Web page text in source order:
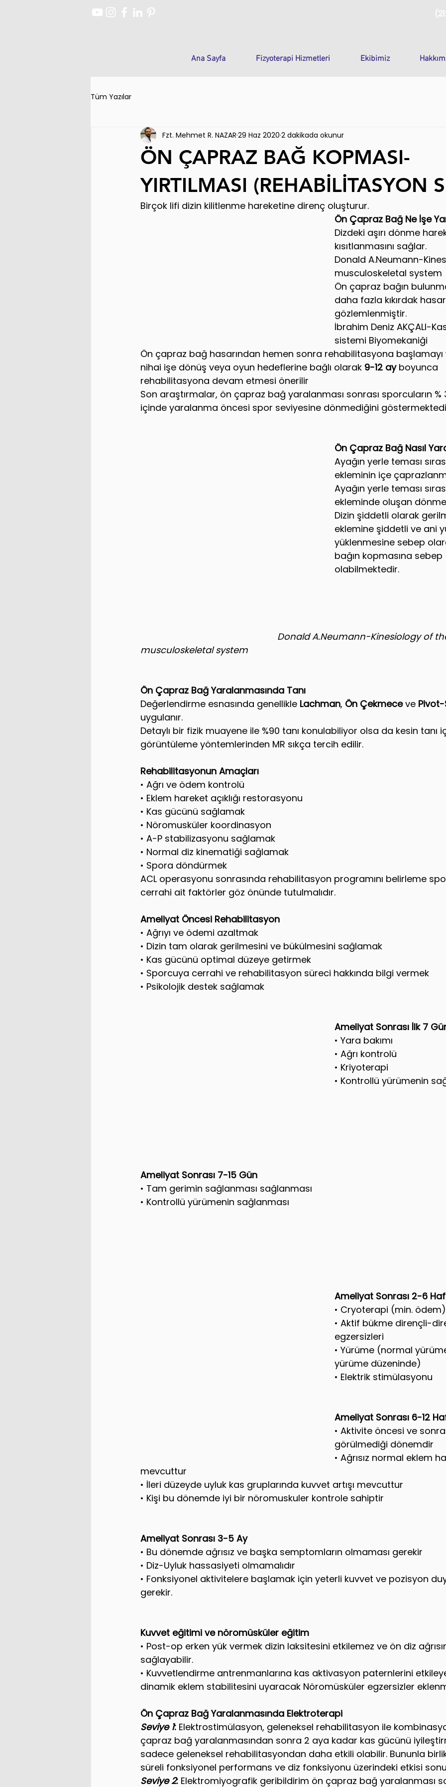
Ana Sayfa Fizyoterapi Hizmetleri Ekibimiz
Tüm Yazılar
ÖN ÇAPRAZ BAĞ KOPMASI-
YIRTILMASI (REHABİLİTASYON
Fzt. Mehmet R. NAZAR 29 Haz 2020 2 dakikada okunur
Birçok lifi dizin kilitlenme hareketine direnç oluşturur.
Ön Çapraz Bağ Ne İşe
Dizdeki aşırı dönme
kısıtlanmasını sağlar.
Donald A.Neumann-
musculoskeletal system
Ön çapraz bağın
daha fazla kıkırdak
gözlemlenmiştir.
İbrahim Deniz AKÇALI-
sistemi Biyomekaniği
Ön çapraz bağ hasarından hemen sonra rehabilitasyona başlamayı
nihai işe dönüş veya oyun hedeflerine bağlı olarak 9-12 ay boyunca
rehabilitasyona devam etmesi önerilir
Son araştırmalar, ön çapraz bağ yaralanması sonrası sporcuların %
içinde yaralanma öncesi spor seviyesine dönmediğini
Ön Çapraz Bağ Nasıl
Ayağın yerle teması
ekleminin içe
Ayağın yerle teması
ekleminde oluşan
Dizin şiddetli olarak
eklemine şiddetli ve ani
yüklenmesine sebep
bağın kopmasına sebep
olabilmektedir.
Donald A.Neumann-Kinesiology of
musculoskeletal system
Ön Çapraz Bağ Yaralanmasında Tanı
Değerlendirme esnasında genellikle Lachman, Ön Çekmece ve
uygulanır.
Detaylı bir fizik muayene ile %90 tanı konulabiliyor olsa da kesin tanı
görüntüleme yöntemlerinden MR sıkça tercih edilir.
Rehabilitasyonun Amaçları
• Ağrı ve ödem kontrolü
• Eklem hareket açıklığı restorasyonu
• Kas gücünü sağlamak
• Nöromusküler koordinasyon
• A-P stabilizasyonu sağlamak
• Normal diz kinematiği sağlamak
• Spora döndürmek
ACL operasyonu sonrasında rehabilitasyon programını belirleme
cerrahi ait faktörler göz önünde tutulmalıdır.
Ameliyat Öncesi Rehabilitasyon
• Ağrıyı ve ödemi azaltmak
• Dizin tam olarak gerilmesini ve bükülmesini sağlamak
• Kas gücünü optimal düzeye getirmek
• Sporcuya cerrahi ve rehabilitasyon süreci hakkında bilgi vermek
• Psikolojik destek sağlamak
Ameliyat Sonrası İlk 7
• Yara bakımı
• Ağrı kontrolü
• Kriyoterapi
• Kontrollü yürümenin
Ameliyat Sonrası 7-15 Gün
• Tam gerimin sağlanması sağlanması
• Kontrollü yürümenin sağlanması
Ameliyat Sonrası 2-6
• Cryoterapi (min. ödem)
• Aktif bükme dirençli-
egzersizleri
• Yürüme (normal
yürüme düzeninde)
• Elektrik stimülasyonu
Ameliyat Sonrası 6-12
• Aktivite öncesi ve
görülmediği dönemdir
• Ağrısız normal eklem
mevcuttur
• İleri düzeyde uyluk kas gruplarında kuvvet artışı mevcuttur
• Kişi bu dönemde iyi bir nöromuskuler kontrole sahiptir
Ameliyat Sonrası 3-5 Ay
• Bu dönemde ağrısız ve başka semptomların olmaması gerekir
• Diz-Uyluk hassasiyeti olmamalıdır
• Fonksiyonel aktivitelere başlamak için yeterli kuvvet ve pozisyon
gerekir.
Kuvvet eğitimi ve nöromüsküler eğitim
• Post-op erken yük vermek dizin laksitesini etkilemez ve ön diz
sağlayabilir.
• Kuvvetlendirme antrenmanlarına kas aktivasyon paternlerini
dinamik eklem stabilitesini uyaracak Nöromüsküler egzersizler
Ön Çapraz Bağ Yaralanmasında Elektroterapi
Seviye 1: Elektrostimülasyon, geleneksel rehabilitasyon ile
çapraz bağ yaralanmasından sonra 2 aya kadar kas gücünü
sadece geleneksel rehabilitasyondan daha etkili olabilir. Bununla
süreli fonksiyonel performans ve diz fonksiyonu üzerindeki etkisi
Seviye 2: Elektromiyografik geribildirim ön çapraz bağ yaralanması